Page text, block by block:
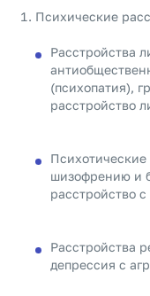
Психические
Расстройства
(психопатия),
расстройство
Психотические
шизофрению и
расстройство
Расстройства
депрессия с